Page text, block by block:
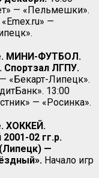
— «Пельмешки».
—
МИНИ-ФУТБОЛ.
Спортзал ЛГПУ.
«Бекарт-Липецк».
13:00
— «Росинка».
ХОККЕЙ.
02 гг.р.
—
Начало игр